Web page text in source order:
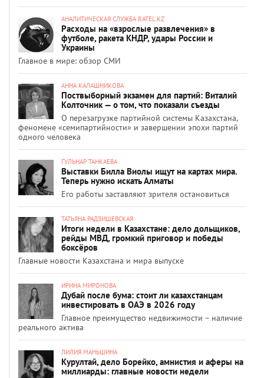
АНАЛИТИЧЕСКАЯ СЛУЖБА RATEL.KZ
Расходы на «взрослые развлечения» в
футболе, ракета КНДР, удары России и
Украины
Главное в мире: обзор СМИ
АННА КАЛАШНИКОВА
Поствыборный экзамен для партий: Виталий
Колточник — о том, что показали съезды
О перезагрузке партийной системы Казахстана,
феномене «семипартийности» и завершении эпохи партий
одного человека
ГУЛЬНАР ТАНКАЕВА
Выставки Билла Виолы ищут на картах мира.
Теперь нужно искать Алматы
Его работы заставляют зрителя остановиться
ТАТЬЯНА РАДЗИШЕВСКАЯ
Итоги недели в Казахстане: дело дольщиков,
рейды МВД, громкий приговор и победы
боксёров
Главные новости Казахстана и мира выпуске
ИРИНА МИРОНОВА
Дубай после бума: стоит ли казахстанцам
инвестировать в ОАЭ в 2026 году
Главное преимущество недвижимости – наличие
реального актива
ЛИЛИЯ МАНЬШИНА
Курултай, дело Борейко, амнистия и аферы на
миллиарды: главные новости недели